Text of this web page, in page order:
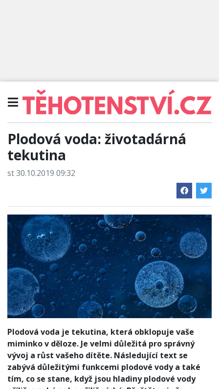
Plodová voda: životadárná
tekutina
st 30.10.2019 09:32
Plodová voda je tekutina, která obklopuje vaše
miminko v děloze. Je velmi důležitá pro správný
vývoj a růst vašeho dítěte. Následující text se
zabývá důležitými funkcemi plodové vody a také
tím, co se stane, když jsou hladiny plodové vody